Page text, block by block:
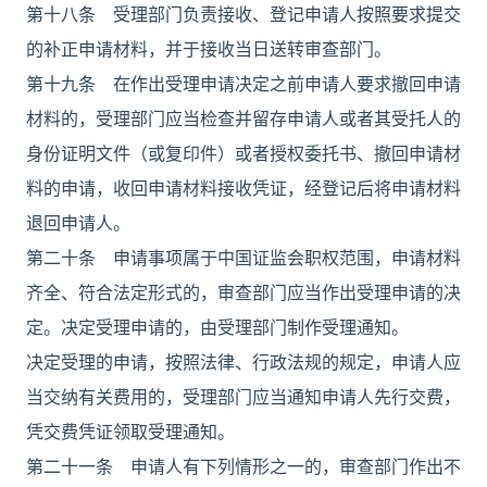
第十八条 受理部门负责接收、登记申请人按照要求提交
的补正申请材料，并于接收当日送转审查部门。
第十九条 在作出受理申请决定之前申请人要求撤回申请
材料的，受理部门应当检查并留存申请人或者其受托人的
身份证明文件（或复印件）或者授权委托书、撤回申请材
料的申请，收回申请材料接收凭证，经登记后将申请材料
退回申请人。
第二十条 申请事项属于中国证监会职权范围，申请材料
齐全、符合法定形式的，审查部门应当作出受理申请的决
定。决定受理申请的，由受理部门制作受理通知。
决定受理的申请，按照法律、行政法规的规定，申请人应
当交纳有关费用的，受理部门应当通知申请人先行交费，
凭交费凭证领取受理通知。
第二十一条 申请人有下列情形之一的，审查部门作出不